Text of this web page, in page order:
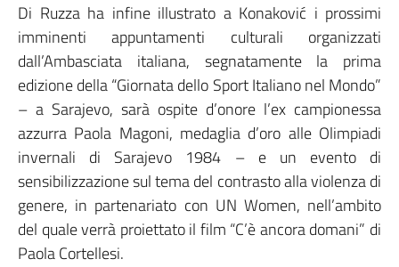
Di Ruzza ha infine illustrato a Konaković i prossimi
imminenti appuntamenti culturali organizzati
dall’Ambasciata italiana, segnatamente la prima
edizione della “Giornata dello Sport Italiano nel Mondo”
– a Sarajevo, sarà ospite d’onore l’ex campionessa
azzurra Paola Magoni, medaglia d’oro alle Olimpiadi
invernali di Sarajevo 1984 – e un evento di
sensibilizzazione sul tema del contrasto alla violenza di
genere, in partenariato con UN Women, nell’ambito
del quale verrà proiettato il film “C’è ancora domani” di
Paola Cortellesi.